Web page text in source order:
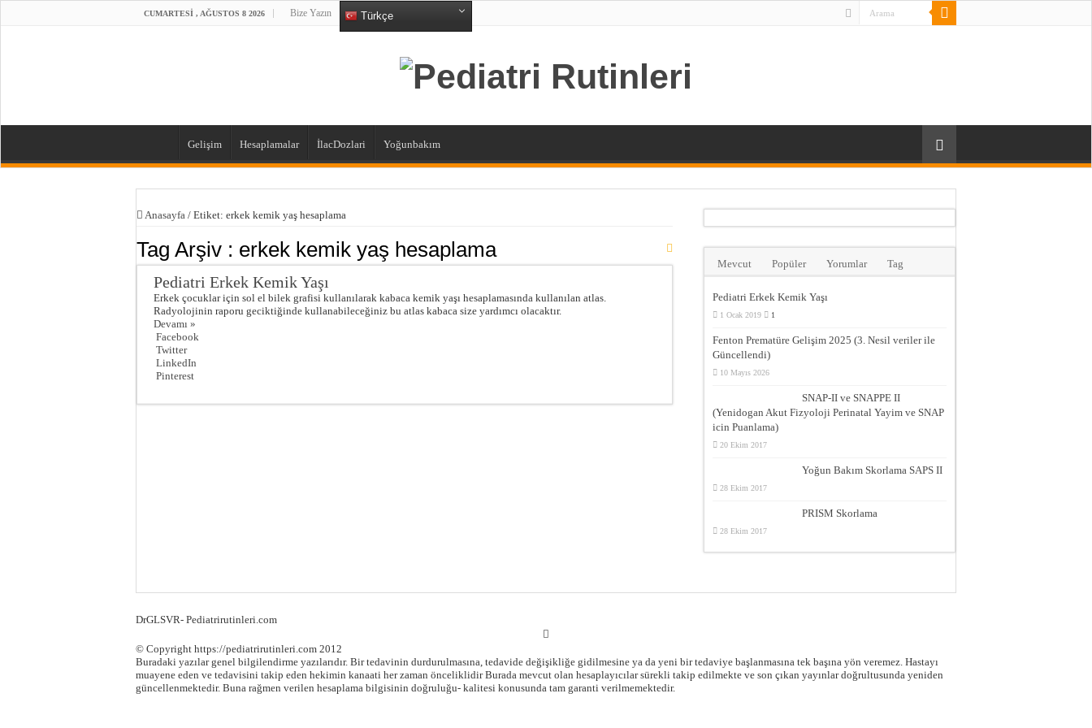
CUMARTESI , AĞUSTOS 8 2026 Bize Yazın Türkçe
Gelişim Hesaplamalar İlacDozlari Yoğunbakım
Anasayfa / Etiket: erkek kemik yaş hesaplama
Tag Arşiv : erkek kemik yaş hesaplama
Pediatri Erkek Kemik Yaşı
Erkek çocuklar için sol el bilek grafisi kullanılarak kabaca kemik yaşı hesaplamasında kullanılan atlas.
Radyolojinin raporu geciktiğinde kullanabileceğiniz bu atlas kabaca size yardımcı olacaktır.
Devamı »
Facebook
Twitter
LinkedIn
Pinterest
Mevcut Popüler Yorumlar Tag
Pediatri Erkek Kemik Yaşı
1 Ocak 2019 1
Fenton Prematüre Gelişim 2025 (3. Nesil veriler ile
Güncellendi)
10 Mayıs 2026
SNAP-II ve SNAPPE II
(Yenidogan Akut Fizyoloji Perinatal Yayim ve SNAP
icin Puanlama)
20 Ekim 2017
Yoğun Bakım Skorlama SAPS II
28 Ekim 2017
PRISM Skorlama
28 Ekim 2017
DrGLSVR- Pediatrirutinleri.com
© Copyright https://pediatrirutinleri.com 2012
Buradaki yazılar genel bilgilendirme yazılarıdır. Bir tedavinin durdurulmasına, tedavide değişikliğe gidilmesine ya da yeni bir tedaviye başlanmasına tek başına yön veremez. Hastayı
muayene eden ve tedavisini takip eden hekimin kanaati her zaman önceliklidir Burada mevcut olan hesaplayıcılar sürekli takip edilmekte ve son çıkan yayınlar doğrultusunda yeniden
güncellenmektedir. Buna rağmen verilen hesaplama bilgisinin doğruluğu- kalitesi konusunda tam garanti verilmemektedir.